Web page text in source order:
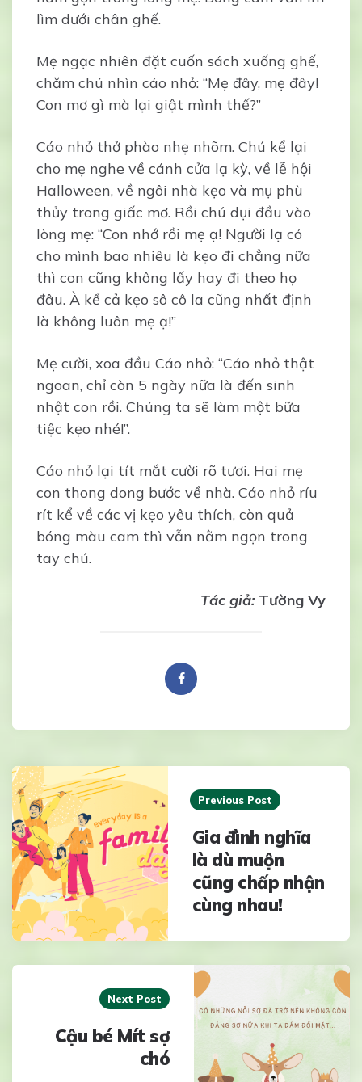
lìm dưới chân ghế.
Mẹ ngạc nhiên đặt cuốn sách xuống ghế,
chăm chú nhìn cáo nhỏ: “Mẹ đây, mẹ đây!
Con mơ gì mà lại giật mình thế?”
Cáo nhỏ thở phào nhẹ nhõm. Chú kể lại
cho mẹ nghe về cánh cửa lạ kỳ, về lễ hội
Halloween, về ngôi nhà kẹo và mụ phù
thủy trong giấc mơ. Rồi chú dụi đầu vào
lòng mẹ: “Con nhớ rồi mẹ ạ! Người lạ có
cho mình bao nhiêu là kẹo đi chẳng nữa
thì con cũng không lấy hay đi theo họ
đâu. À kể cả kẹo sô cô la cũng nhất định
là không luôn mẹ ạ!”
Mẹ cười, xoa đầu Cáo nhỏ: “Cáo nhỏ thật
ngoan, chỉ còn 5 ngày nữa là đến sinh
nhật con rồi. Chúng ta sẽ làm một bữa
tiệc kẹo nhé!”.
Cáo nhỏ lại tít mắt cười rõ tươi. Hai mẹ
con thong dong bước về nhà. Cáo nhỏ ríu
rít kể về các vị kẹo yêu thích, còn quả
bóng màu cam thì vẫn nằm ngọn trong
tay chú.
Tác giả: Tường Vy
Post
navigation
Previous Post
Gia đình nghĩa
là dù muộn
cũng chấp nhận
cùng nhau!
Next Post
Cậu bé Mít sợ
chó